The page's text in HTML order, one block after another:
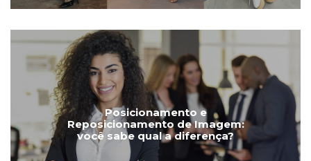
Posicionamento e
Reposicionamento de Imagem:
você sabe qual a diferença?